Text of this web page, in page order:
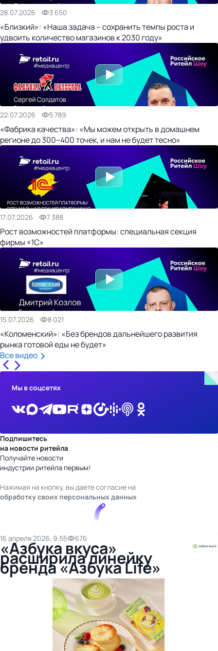
28.07.2026 3 650
«Близкий»: «Наша задача – сохранить темпы роста и
удвоить количество магазинов к 2030 году»
22.07.2026 5 789
«Фабрика качества»: «Мы можем открыть в домашнем
регионе до 300–400 точек, и нам не будет тесно»
17.07.2026 7 388
Рост возможностей платформы: специальная секция
фирмы «1С»
15.07.2026 8 021
«Коломенский»: «Без брендов дальнейшего развития
рынка готовой еды не будет»
Все видео
Мы в соцсетях
Подпишитесь
на новости ритейла
Получайте новости
индустрии ритейла первым!
Нажимая на кнопку, вы даете согласие на
обработку своих персональных данных
16 апреля 2026, 9:55 676
«Азбука вкуса»
расширила линейку
бренда «Азбука Life»